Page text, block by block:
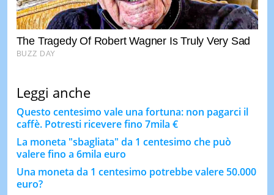
Leggi anche
Questo centesimo vale una fortuna: non pagarci il
caffè. Potresti ricevere fino 7mila €
La moneta "sbagliata" da 1 centesimo che può
valere fino a 6mila euro
Una moneta da 1 centesimo potrebbe valere 50.000
euro?